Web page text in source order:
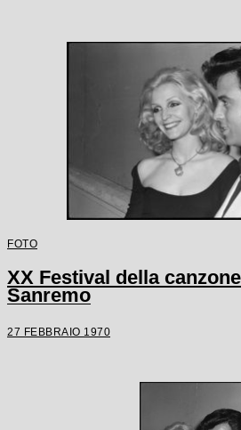
FOTO
XX Festival della
Sanremo
27 FEBBRAIO 1970